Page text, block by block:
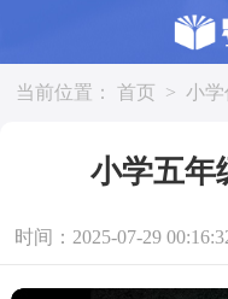
当前位置： 首页 > 小学
小学五年
时间：2025-07-29